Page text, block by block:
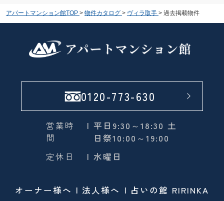
アパートマンション館TOP > 物件カタログ > ヴィラ取手 > 過去掲載物件
0120-773-630
営業時
間
| 平日9:30～18:30 土
日祭10:00～19:00
定休日
| 水曜日
オーナー様へ 法人様へ 占いの館 RIRINKA